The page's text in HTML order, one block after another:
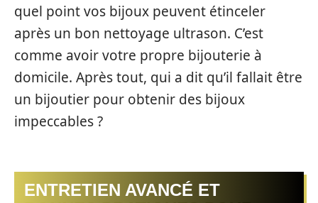
quel point vos bijoux peuvent étinceler
après un bon nettoyage ultrason. C’est
comme avoir votre propre bijouterie à
domicile. Après tout, qui a dit qu’il fallait être
un bijoutier pour obtenir des bijoux
impeccables ?
ENTRETIEN AVANCÉ ET